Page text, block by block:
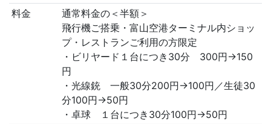
料金
通常料金の＜半額＞
飛行機ご搭乗・富山空港ターミナル内ショッ
プ・レストランご利用の方限定
・ビリヤード１台につき30分 300円→150
円
・光線銃 一般30分200円→100円／生徒30
分100円→50円
・卓球 １台につき30分100円→50円